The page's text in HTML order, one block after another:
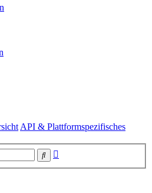
API & Plattformspezifisches
Suche